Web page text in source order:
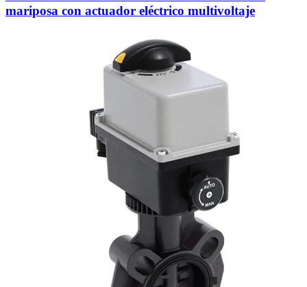
mariposa con actuador eléctrico multivoltaje